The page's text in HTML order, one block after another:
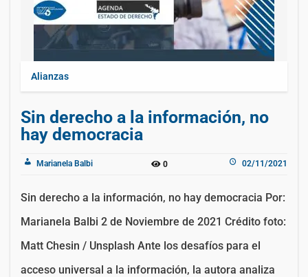
Alianzas
Sin derecho a la información, no
hay democracia
Marianela Balbi 0 02/11/2021
Sin derecho a la información, no hay democracia Por:
Marianela Balbi 2 de Noviembre de 2021 Crédito foto:
Matt Chesin / Unsplash Ante los desafíos para el
acceso universal a la información, la autora analiza